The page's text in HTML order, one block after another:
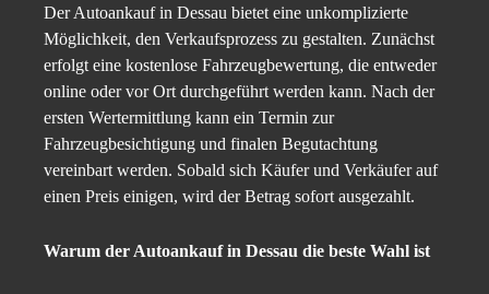
Der Autoankauf in Dessau bietet eine unkomplizierte
Möglichkeit, den Verkaufsprozess zu gestalten. Zunächst
erfolgt eine kostenlose Fahrzeugbewertung, die entweder
online oder vor Ort durchgeführt werden kann. Nach der
ersten Wertermittlung kann ein Termin zur
Fahrzeugbesichtigung und finalen Begutachtung
vereinbart werden. Sobald sich Käufer und Verkäufer auf
einen Preis einigen, wird der Betrag sofort ausgezahlt.
Warum der Autoankauf in Dessau die beste Wahl ist